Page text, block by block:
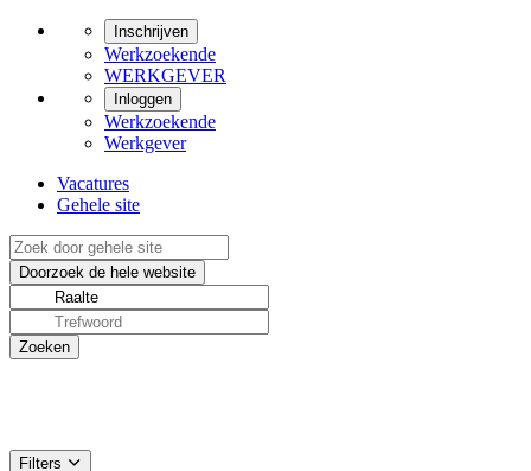
Inschrijven
Werkzoekende
WERKGEVER
Inloggen
Werkzoekende
Werkgever
Vacatures
Gehele site
Filters